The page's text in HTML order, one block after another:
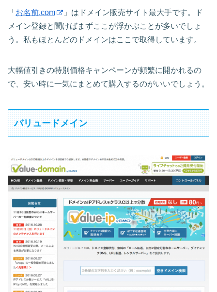
「 お名前.com
」はドメイン販売サイト最大手です。ド
メイン登録と聞けばまずここが浮かぶことが多いでしょ
う。私もほとんどのドメインはここで取得しています。
大幅値引きの特別価格キャンペーンが頻繁に開かれるの
で、安い時に一気にまとめて購入するのがいいでしょう。
バリュードメイン